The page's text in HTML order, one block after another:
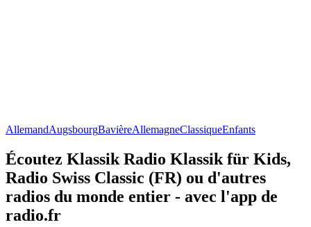
AllemandAugsbourgBavièreAllemagneClassiqueEnfants
Écoutez Klassik Radio Klassik für Kids,
Radio Swiss Classic (FR) ou d'autres
radios du monde entier - avec l'app de
radio.fr